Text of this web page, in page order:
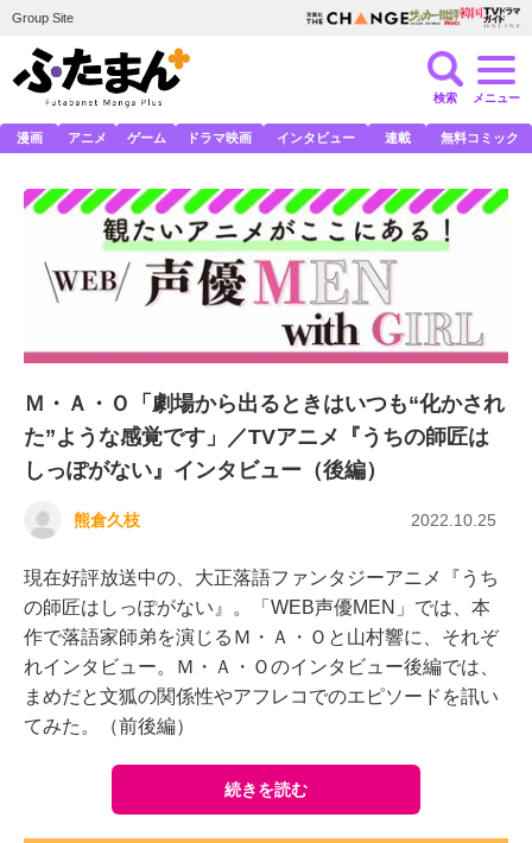
Group Site
検索 メニュー
漫画 アニメ ゲーム ドラマ映画 インタビュー 連載 無料コミック
Ｍ・Ａ・Ｏ「劇場から出るときはいつも“化かされ
た”ような感覚です」／TVアニメ『うちの師匠は
しっぽがない』インタビュー（後編）
熊倉久枝 2022.10.25
現在好評放送中の、大正落語ファンタジーアニメ『うち
の師匠はしっぽがない』。「WEB声優MEN」では、本
作で落語家師弟を演じるＭ・Ａ・Ｏと山村響に、それぞ
れインタビュー。Ｍ・Ａ・Ｏのインタビュー後編では、
まめだと文狐の関係性やアフレコでのエピソードを訊い
てみた。（前後編）
続きを読む